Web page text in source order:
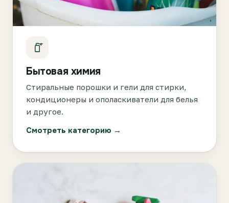
Бытовая химия
Стиральные порошки и гели для стирки,
кондиционеры и ополаскиватели для белья
и другое.
Смотреть категорию →